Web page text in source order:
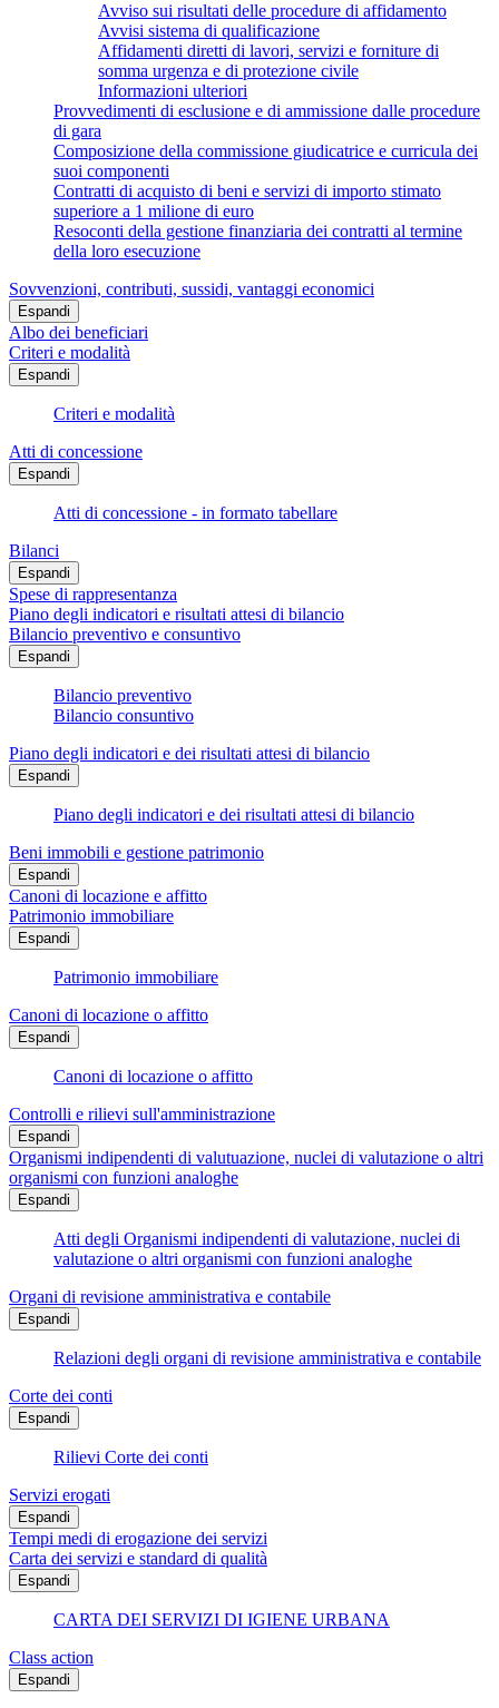
Avviso sui risultati delle procedure di affidamento
Avvisi sistema di qualificazione
Affidamenti diretti di lavori, servizi e forniture di
somma urgenza e di protezione civile
Informazioni ulteriori
Provvedimenti di esclusione e di ammissione dalle procedure
di gara
Composizione della commissione giudicatrice e curricula dei
suoi componenti
Contratti di acquisto di beni e servizi di importo stimato
superiore a 1 milione di euro
Resoconti della gestione finanziaria dei contratti al termine
della loro esecuzione
Sovvenzioni, contributi, sussidi, vantaggi economici
Espandi
Albo dei beneficiari
Criteri e modalità
Espandi
Criteri e modalità
Atti di concessione
Espandi
Atti di concessione - in formato tabellare
Bilanci
Espandi
Spese di rappresentanza
Piano degli indicatori e risultati attesi di bilancio
Bilancio preventivo e consuntivo
Espandi
Bilancio preventivo
Bilancio consuntivo
Piano degli indicatori e dei risultati attesi di bilancio
Espandi
Piano degli indicatori e dei risultati attesi di bilancio
Beni immobili e gestione patrimonio
Espandi
Canoni di locazione e affitto
Patrimonio immobiliare
Espandi
Patrimonio immobiliare
Canoni di locazione o affitto
Espandi
Canoni di locazione o affitto
Controlli e rilievi sull'amministrazione
Espandi
Organismi indipendenti di valutuazione, nuclei di valutazione o altri
organismi con funzioni analoghe
Espandi
Atti degli Organismi indipendenti di valutazione, nuclei di
valutazione o altri organismi con funzioni analoghe
Organi di revisione amministrativa e contabile
Espandi
Relazioni degli organi di revisione amministrativa e contabile
Corte dei conti
Espandi
Rilievi Corte dei conti
Servizi erogati
Espandi
Tempi medi di erogazione dei servizi
Carta dei servizi e standard di qualità
Espandi
CARTA DEI SERVIZI DI IGIENE URBANA
Class action
Espandi